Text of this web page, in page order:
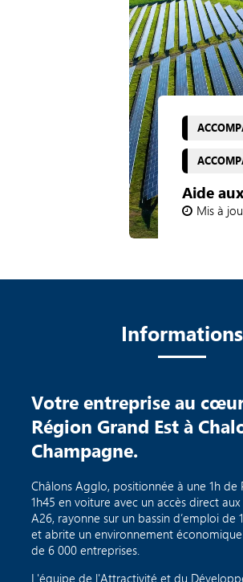
Aide
Mis à
Informations
Votre entreprise au
Région Grand Est à
Champagne.
Châlons Agglo, positionnée à une 1h de
1h45 en voiture avec un accès direct
A26, rayonne sur un bassin d’emploi de
et abrite un environnement
de 6 000 entreprises.
L'équipe de l'Attractivité et du